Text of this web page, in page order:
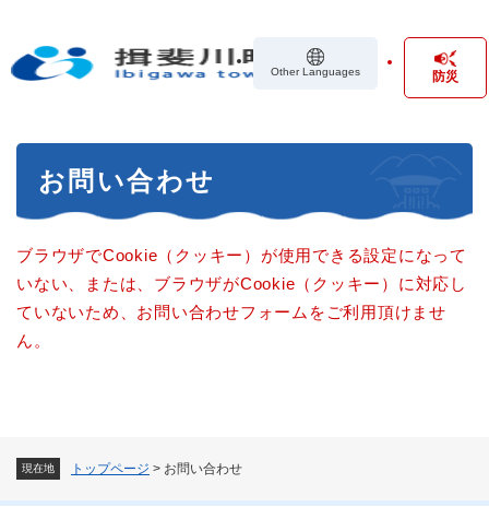
の
Other Languages 防災
現在地 トップページ > お問い合わせ
お問い合わせ
ブラウザでCookie（クッキー）が使用できる設定になって
いない、または、ブラウザがCookie（クッキー）に対応し
ていないため、お問い合わせフォームをご利用頂けませ
ん。